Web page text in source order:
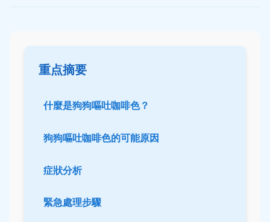
重点摘要
什麼是狗狗嘔吐咖啡色？
狗狗嘔吐咖啡色的可能原因
症狀分析
緊急處理步驟